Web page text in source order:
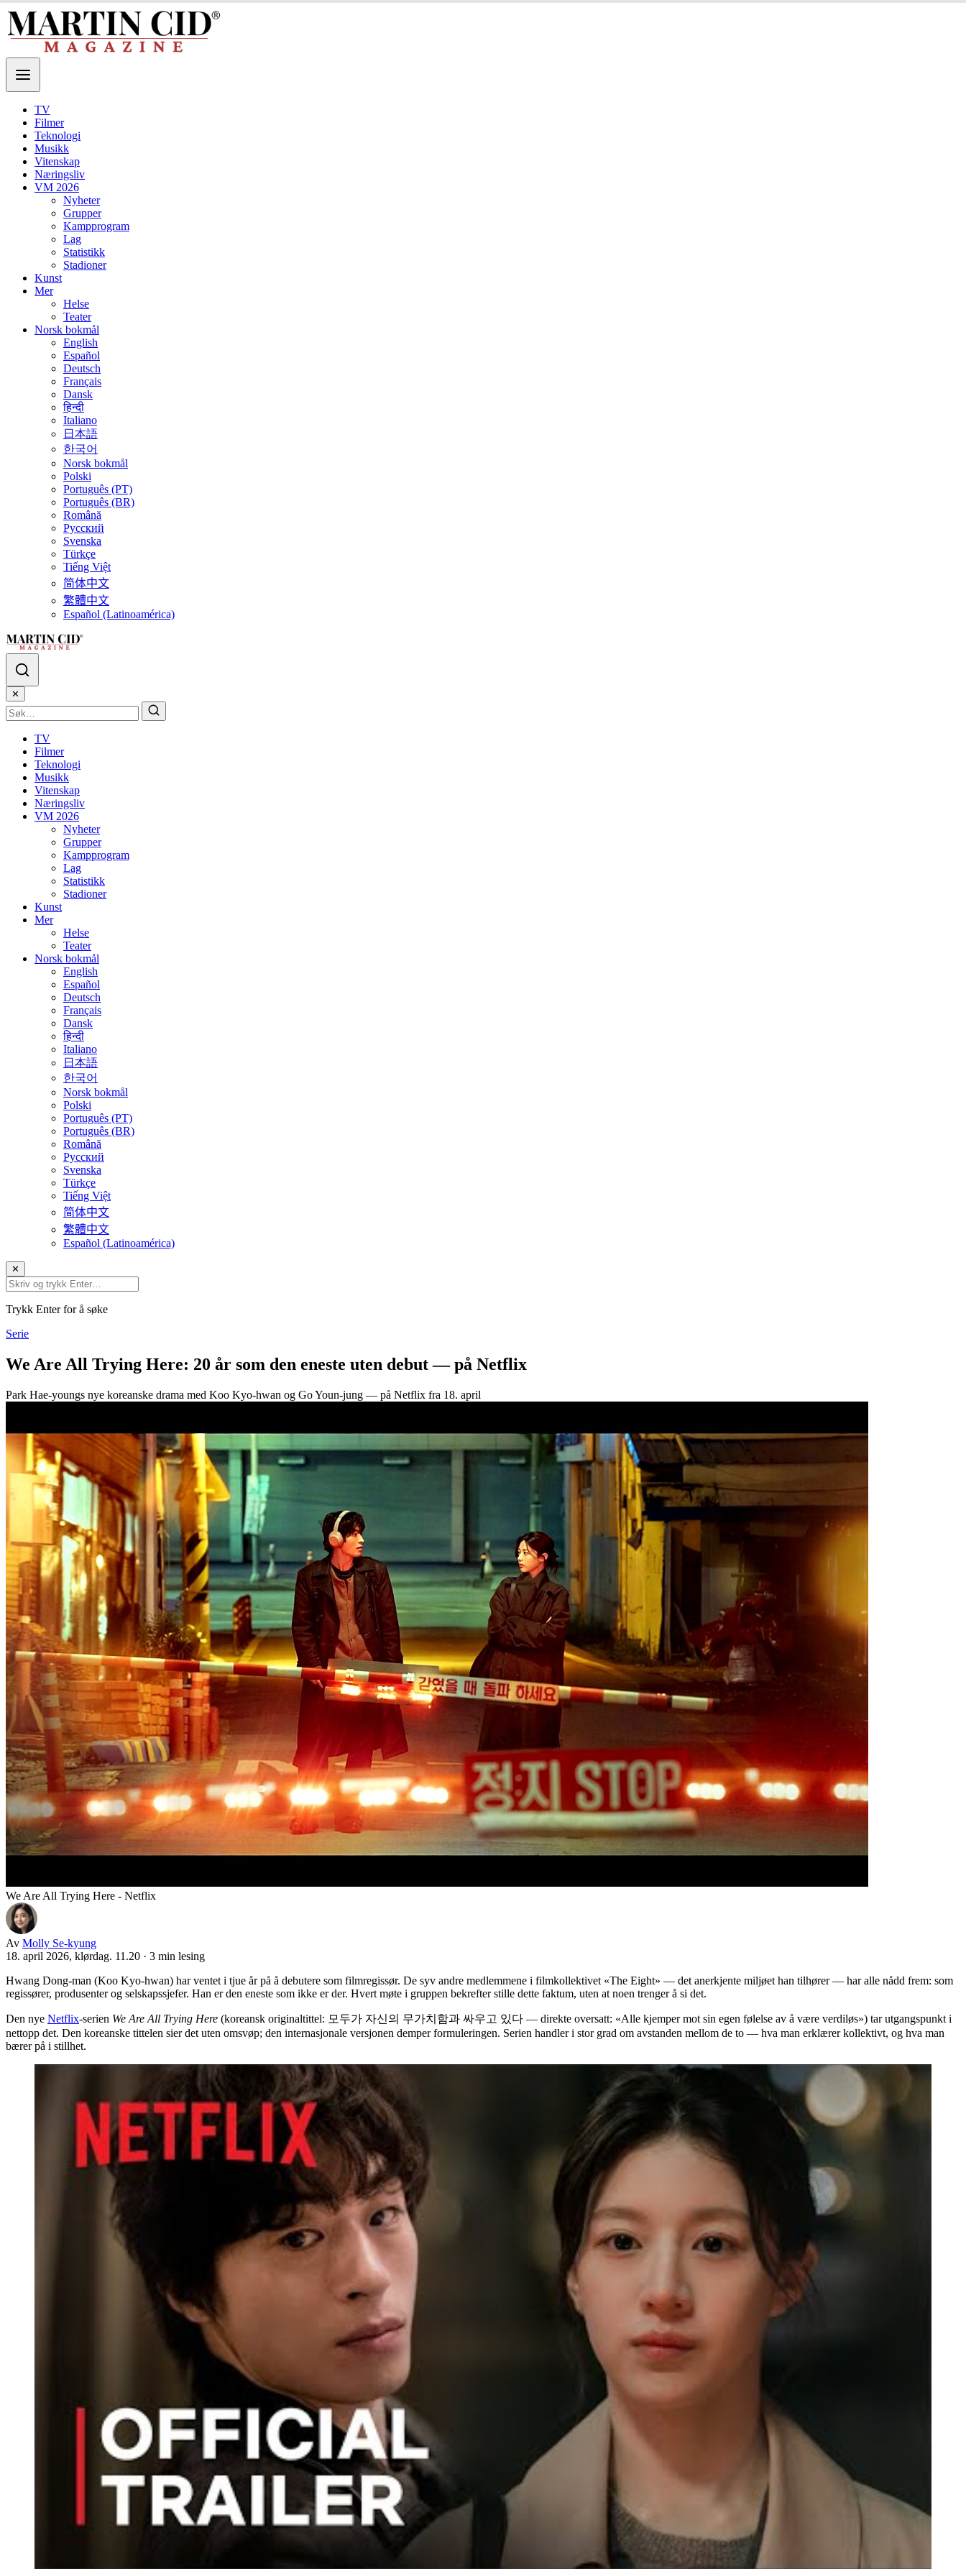
TV
Filmer
Teknologi
Musikk
Vitenskap
Næringsliv
VM 2026
Nyheter
Grupper
Kampprogram
Lag
Statistikk
Stadioner
Kunst
Mer
Helse
Teater
Norsk bokmål
English
Español
Deutsch
Français
Dansk
हिन्दी
Italiano
日本語
한국어
Norsk bokmål
Polski
Português (PT)
Português (BR)
Română
Русский
Svenska
Türkçe
Tiếng Việt
简体中文
繁體中文
Español (Latinoamérica)
✕
TV
Filmer
Teknologi
Musikk
Vitenskap
Næringsliv
VM 2026
Nyheter
Grupper
Kampprogram
Lag
Statistikk
Stadioner
Kunst
Mer
Helse
Teater
Norsk bokmål
English
Español
Deutsch
Français
Dansk
हिन्दी
Italiano
日本語
한국어
Norsk bokmål
Polski
Português (PT)
Português (BR)
Română
Русский
Svenska
Türkçe
Tiếng Việt
简体中文
繁體中文
Español (Latinoamérica)
✕
Trykk Enter for å søke
Serie
We Are All Trying Here: 20 år som den eneste uten debut — på Netflix
Park Hae-youngs nye koreanske drama med Koo Kyo-hwan og Go Youn-jung — på Netflix fra 18. april
We Are All Trying Here - Netflix
Av Molly Se-kyung
18. april 2026, klørdag. 11.20 · 3 min lesing
Hwang Dong-man (Koo Kyo-hwan) har ventet i tjue år på å debutere som filmregissør. De syv andre medlemmene i filmkollektivet «The Eight» — det anerkjente miljøet han tilhører — har alle nådd frem: som
regissører, produsenter og selskapssjefer. Han er den eneste som ikke er der. Hvert møte i gruppen bekrefter stille dette faktum, uten at noen trenger å si det.
Den nye Netflix-serien We Are All Trying Here (koreansk originaltittel: 모두가 자신의 무가치함과 싸우고 있다 — direkte oversatt: «Alle kjemper mot sin egen følelse av å være verdiløs») tar utgangspunkt i
nettopp det. Den koreanske tittelen sier det uten omsvøp; den internasjonale versjonen demper formuleringen. Serien handler i stor grad om avstanden mellom de to — hva man erklærer kollektivt, og hva man
bærer på i stillhet.